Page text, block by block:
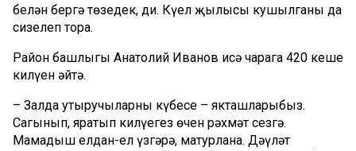
белән бергә төзедек, ди. Күңел җылысы кушылганы да
сизелеп тора.
Район башлыгы Анатолий Иванов исә чарага 420 кеше
килүен әйтә.
– Залда утыручыларның күбесе – якташларыбыз.
Сагынып, яратып килүегез өчен рәхмәт сезгә.
Мамадыш елдан-ел үзгәрә, матурлана. Дәүләт